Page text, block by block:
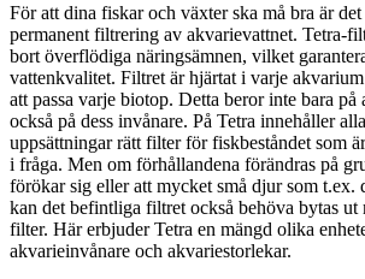
För att dina fiskar och växter ska må bra är
permanent filtrering av akvarievattnet. Tetra-
bort överflödiga näringsämnen, vilket
vattenkvalitet. Filtret är hjärtat i varje
att passa varje biotop. Detta beror inte bara på
också på dess invånare. På Tetra innehåller
uppsättningar rätt filter för fiskbeståndet som
i fråga. Men om förhållandena förändras på
förökar sig eller att mycket små djur som t.ex.
kan det befintliga filtret också behöva bytas
filter. Här erbjuder Tetra en mängd olika
akvarieinvånare och akvariestorlekar.